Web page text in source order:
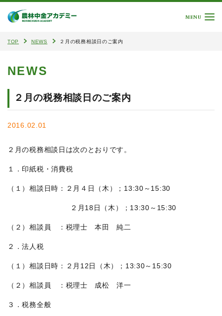
MENU
TOP NEWS ２月の税務相談日のご案内
NEWS
２月の税務相談日のご案内
2016.02.01
２月の税務相談日は次のとおりです。
１．印紙税・消費税
（１）相談日時：２月４日（木）；13:30～15:30
２月18日（木）；13:30～15:30
（２）相談員 ：税理士 本田 純二
２．法人税
（１）相談日時：２月12日（木）；13:30～15:30
（２）相談員 ：税理士 成松 洋一
３．税務全般